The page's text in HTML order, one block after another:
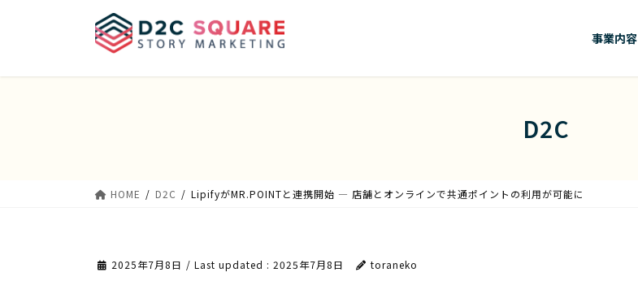
事業内容
D2C
HOME D2C LipifyがMR.POINTと連携開始 ― 店舗とオンラインで共通ポイントの利用が可能に
2025年7月8日 / Last updated : 2025年7月8日 toraneko